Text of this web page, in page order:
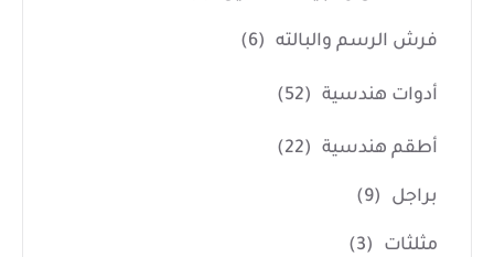
فرش الرسم والبالته (6)
أدوات هندسية (52)
أطقم هندسية (22)
براجل (9)
مثلثات (3)